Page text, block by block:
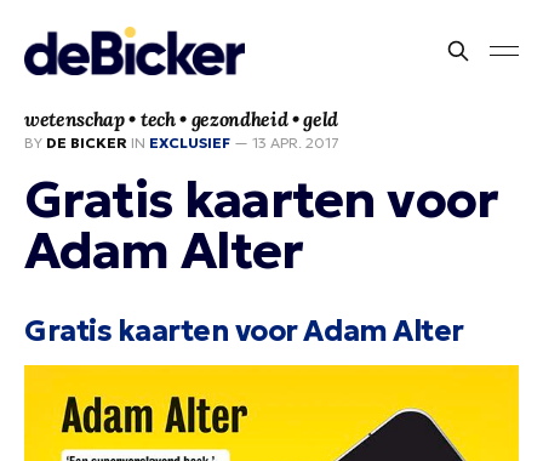
wetenschap • tech • gezondheid • geld
BY DE BICKER IN EXCLUSIEF — 13 APR. 2017
Gratis kaarten voor
Adam Alter
Gratis kaarten voor Adam Alter